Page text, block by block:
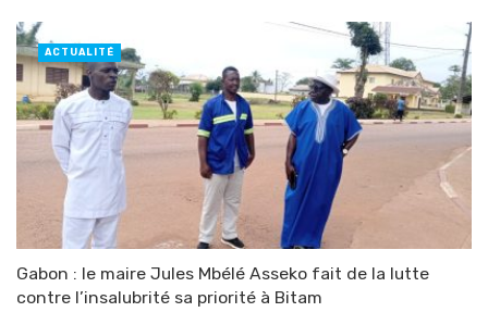
Gabon : le maire Jules Mbélé Asseko fait de la lutte
contre l’insalubrité sa priorité à Bitam
ACTUALITÉ